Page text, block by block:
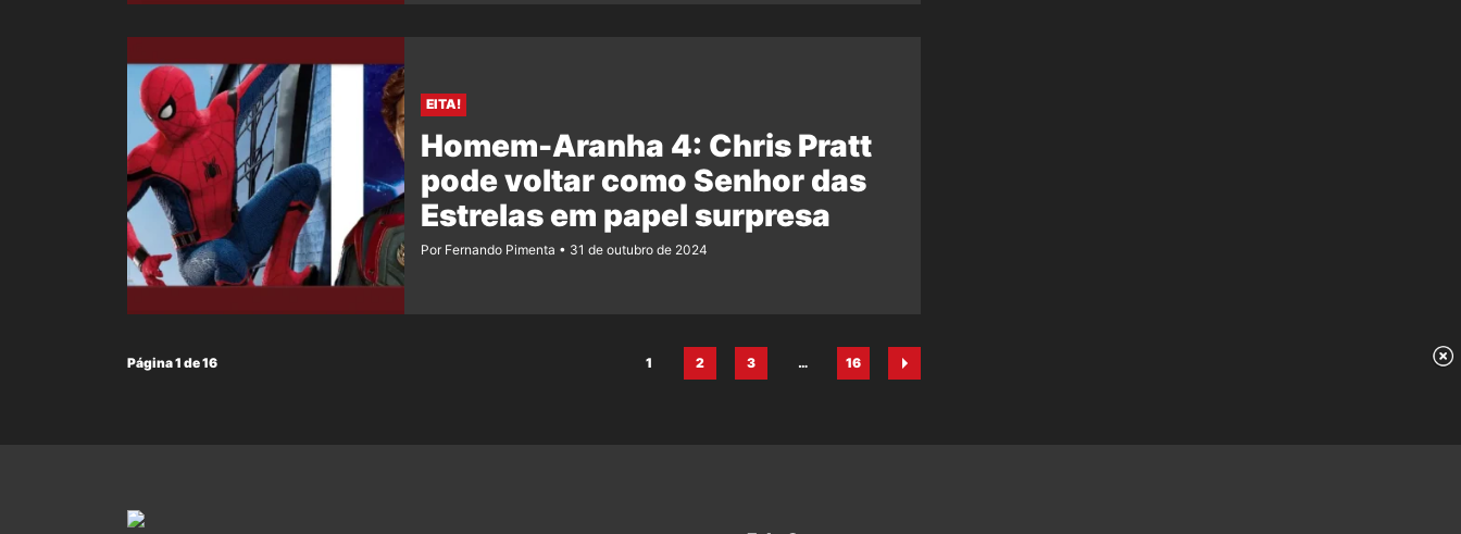
EITA!
Homem-Aranha 4: Chris Pratt
pode voltar como Senhor das
Estrelas em papel surpresa
Por Fernando Pimenta 31 de outubro de 2024
Página 1 de 16
Página
1
Página
2
Página
3
…
Página
16